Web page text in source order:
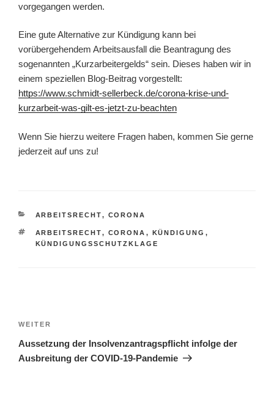
vorgegangen werden.
Eine gute Alternative zur Kündigung kann bei
vorübergehendem Arbeitsausfall die Beantragung des
sogenannten „Kurzarbeitergelds“ sein. Dieses haben wir in
einem speziellen Blog-Beitrag vorgestellt:
https://www.schmidt-sellerbeck.de/corona-krise-und-
kurzarbeit-was-gilt-es-jetzt-zu-beachten
Wenn Sie hierzu weitere Fragen haben, kommen Sie gerne
jederzeit auf uns zu!
ARBEITSRECHT, CORONA
ARBEITSRECHT, CORONA , KÜNDIGUNG ,
KÜNDIGUNGSSCHUTZKLAGE
WEITER
Aussetzung der Insolvenzantragspflicht infolge der
Ausbreitung der COVID-19-Pandemie